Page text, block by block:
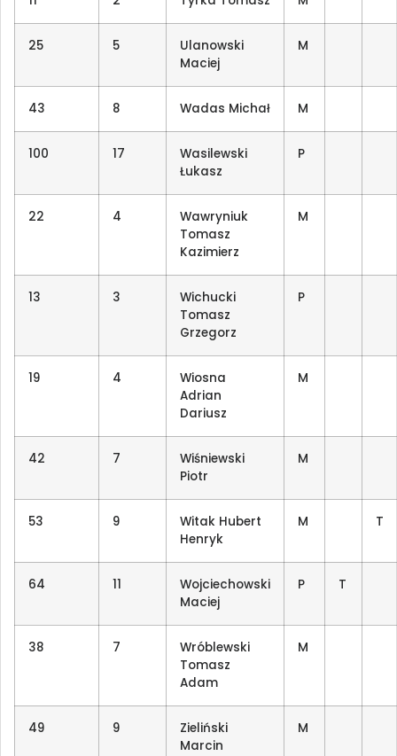
25 5
Ulanowski
Maciej
M
43 8 Wadas Michał M
100 17
Wasilewski
Łukasz
P
22 4
Wawryniuk
Tomasz
Kazimierz
M
13 3
Wichucki
Tomasz
Grzegorz
P
19 4
Wiosna
Adrian
Dariusz
M
42 7
Wiśniewski
Piotr
M
53 9
Witak Hubert
Henryk
M T
64 11
Wojciechowski
Maciej
P T
38 7
Wróblewski
Tomasz
Adam
M
49 9
Zieliński
Marcin
M